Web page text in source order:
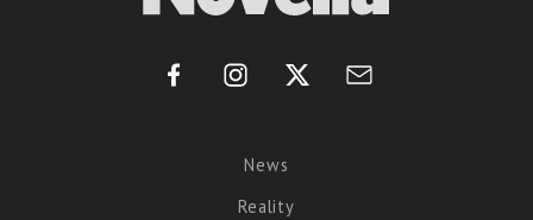
News
Reality